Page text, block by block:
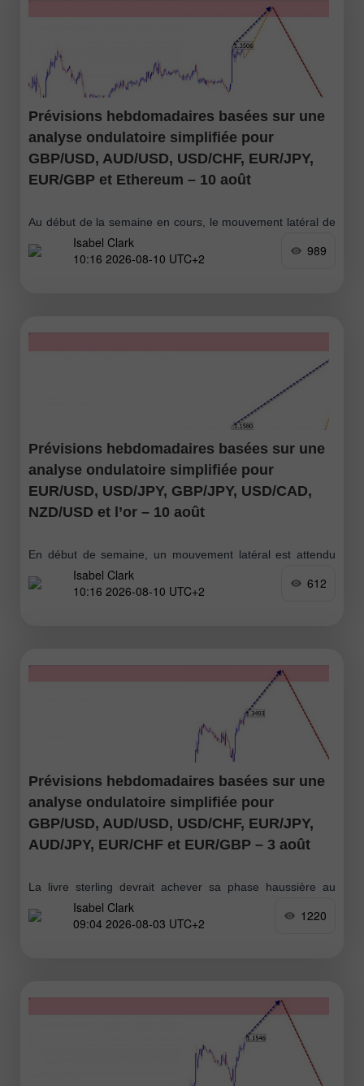
Prévisions hebdomadaires basées sur une
analyse ondulatoire simplifiée pour
GBP/USD, AUD/USD, USD/CHF, EUR/JPY,
EUR/GBP et Ethereum – 10 août
Au début de la semaine en cours, le mouvement latéral de
la devise britannique devrait se poursuivre avec un biais
haussier, pouvant potentiellement atteindre la zone de
Isabel Clark
10:16 2026-08-10 UTC+2
989
Prévisions hebdomadaires basées sur une
analyse ondulatoire simplifiée pour
EUR/USD, USD/JPY, GBP/JPY, USD/CAD,
NZD/USD et l’or – 10 août
En début de semaine, un mouvement latéral est attendu
sur le graphique de l’euro le long de la zone de support.
Dans la seconde moitié de la semaine, la volatilité
Isabel Clark
10:16 2026-08-10 UTC+2
612
Prévisions hebdomadaires basées sur une
analyse ondulatoire simplifiée pour
GBP/USD, AUD/USD, USD/CHF, EUR/JPY,
AUD/JPY, EUR/CHF et EUR/GBP – 3 août
La livre sterling devrait achever sa phase haussière au
cours de la semaine à venir. Une fois la zone de résistance
anticipée atteinte, un retournement est susceptible de se
Isabel Clark
09:04 2026-08-03 UTC+2
1220